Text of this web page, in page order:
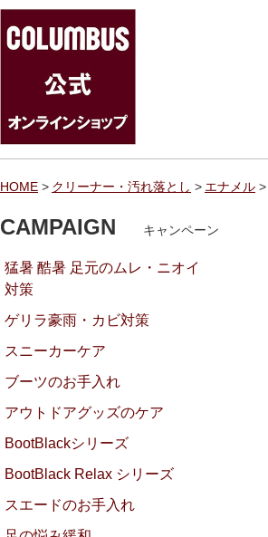
HOME クリーナー・汚れ落とし エナメル
CAMPAIGN キャンペーン
猛暑 酷暑 足元のムレ・ニオイ
対策
ゲリラ豪雨・カビ対策
スニーカーケア
ブーツのお手入れ
アウトドアグッズのケア
BootBlackシリーズ
BootBlack Relax シリーズ
スエードのお手入れ